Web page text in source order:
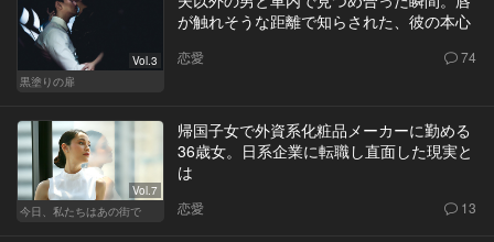
Vol.3
黒塗りの扉
が触れそうな距離で知らされた、彼の本心
恋愛 74
Vol.7
今日、私たちはあの街で
帰国子女で外資系化粧品メーカーに勤める
36歳女。日系企業に転職し直面した現実と
は
恋愛 13